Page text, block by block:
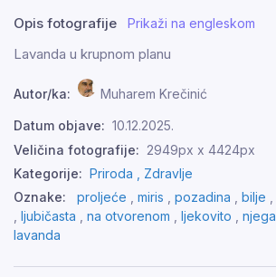
Opis fotografije Prikaži na engleskom
Lavanda u krupnom planu
Autor/ka: Muharem Krečinić
Datum objave: 10.12.2025.
Veličina fotografije: 2949px x 4424px
Kategorije: Priroda , Zdravlje
Oznake:
proljeće miris pozadina bilje
ljubičasta na otvorenom ljekovito njega
lavanda